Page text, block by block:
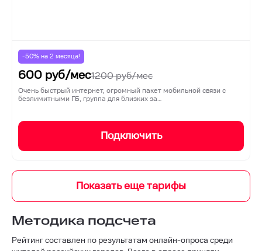
-50% на 2 месяца!
600 руб/мес1200руб/мес
Очень быстрый интернет, огромный пакет мобильной связи с
безлимитными ГБ, группа для близких за…
Подключить
Методика подсчета
Рейтинг составлен по результатам онлайн-опроса среди